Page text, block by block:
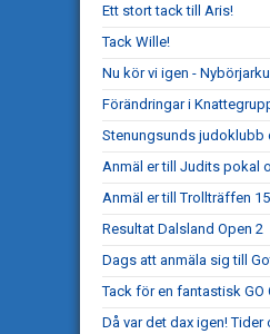
Ett stort tack till Aris!
Tack Wille!
Nu kör vi igen -
Förändringar i
Stenungsunds judoklubb
Anmäl er till Judits pokal
Anmäl er till Trollträffen
Resultat Dalsland Open 2
Dags att anmäla sig till
Tack för en fantastisk GO
Då var det dax igen!